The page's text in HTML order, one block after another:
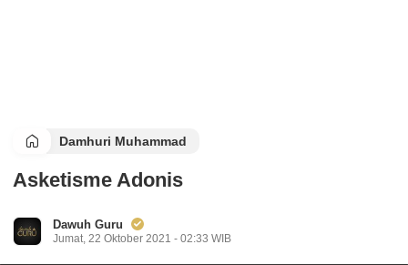
Damhuri Muhammad
Asketisme Adonis
Dawuh Guru
Jumat, 22 Oktober 2021 - 02:33 WIB